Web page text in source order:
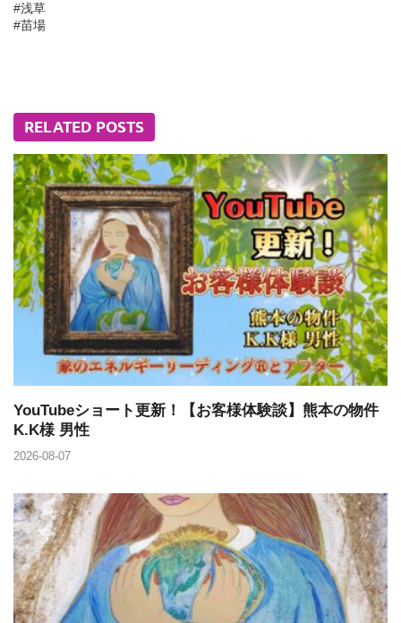
#浅草
#苗場
RELATED POSTS
YouTubeショート更新！【お客様体験談】熊本の物件
K.K様 男性
2026-08-07